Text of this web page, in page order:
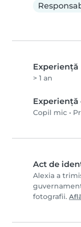
Experienţă
> 1 an
Experiență
Copil mic •
Act de
Alexia a
fotografii.